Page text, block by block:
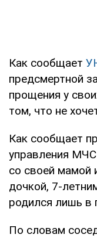
Как сообщает
предсмертной
прощения у
том, что не
Как сообщает
управления
со своей мамой
дочкой, 7-
родился лишь в
По словам